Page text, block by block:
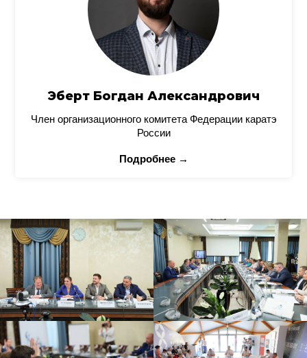
Эберт Богдан Александрович
Член организационного комитета Федерации каратэ
России
Подробнее →